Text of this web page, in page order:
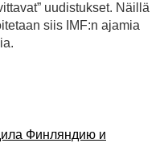
uudistukset. Näillä
siis IMF:n ajamia
Финляндию и